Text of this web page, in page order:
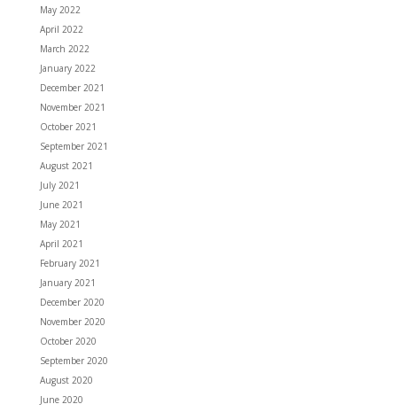
May 2022
April 2022
March 2022
January 2022
December 2021
November 2021
October 2021
September 2021
August 2021
July 2021
June 2021
May 2021
April 2021
February 2021
January 2021
December 2020
November 2020
October 2020
September 2020
August 2020
June 2020